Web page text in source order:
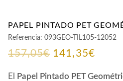
PAPEL PINTADO PET
Referencia: 093GEO-TIL105-12052
157,05€ El
precio
141,35€El
precio
El Papel Pintado PET